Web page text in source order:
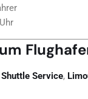
Shuttle Service,